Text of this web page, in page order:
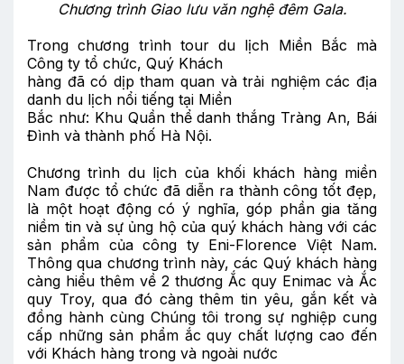
Chương trình Giao lưu văn nghệ đêm Gala.
Trong chương trình tour du lịch Miền Bắc mà
Công ty tổ chức, Quý Khách
hàng đã có dịp tham quan và trải nghiệm các địa
danh du lịch nổi tiếng tại Miền
Bắc như: Khu Quần thể danh thắng Tràng An, Bái
Đình và thành phố Hà Nội.
Chương trình du lịch của khối khách hàng miền
Nam được tổ chức đã diễn ra thành công tốt đẹp,
là một hoạt động có ý nghĩa, góp phần gia tăng
niềm tin và sự ủng hộ của quý khách hàng với các
sản phẩm của công ty Eni-Florence Việt Nam.
Thông qua chương trình này, các Quý khách hàng
càng hiểu thêm về 2 thương Ắc quy Enimac và Ắc
quy Troy, qua đó càng thêm tin yêu, gắn kết và
đồng hành cùng Chúng tôi trong sự nghiệp cung
cấp những sản phẩm ắc quy chất lượng cao đến
với Khách hàng trong và ngoài nước